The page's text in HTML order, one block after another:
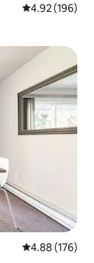
औसत रेटिंग 5 में से
4.92 (196)
औसत रेटिंग 5 में से
4.88 (176)